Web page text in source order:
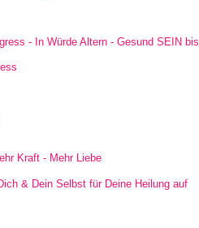
- In Würde Altern - Gesund SEIN bis
Kraft - Mehr Liebe
& Dein Selbst für Deine Heilung auf